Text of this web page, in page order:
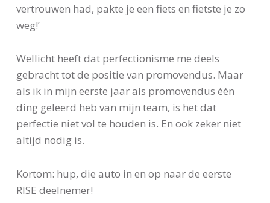
vertrouwen had, pakte je een fiets en fietste je zo
weg!’
Wellicht heeft dat perfectionisme me deels
gebracht tot de positie van promovendus. Maar
als ik in mijn eerste jaar als promovendus één
ding geleerd heb van mijn team, is het dat
perfectie niet vol te houden is. En ook zeker niet
altijd nodig is.
Kortom: hup, die auto in en op naar de eerste
RISE deelnemer!